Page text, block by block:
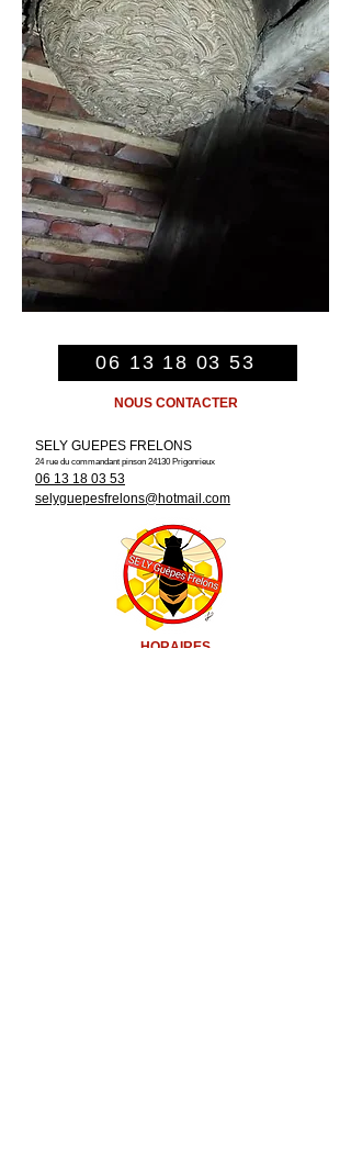
06 13 18 03 53
NOUS CONTACTER
SELY GUEPES FRELONS
24 rue du commandant pinson 24130 Prigonrieux
06 13 18 03 53
selyguepesfrelons@hotmail.com
HORAIRES